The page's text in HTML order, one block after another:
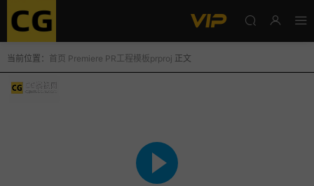
当前位置： 首页 Premiere PR工程模板prproj 正文